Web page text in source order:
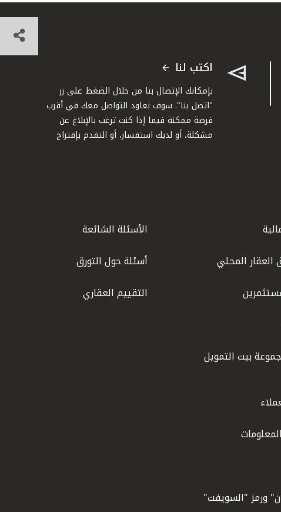
اكتب لنا
بإمكانك الإتصال بنا من خلال الضغط على زر
"اتصل بنا". سوف نعاود التواصل معك في أقرب
فرصة ممكنة فيما إذا كنت ترغب بالإبلاغ عن
مشكلة، أو لديك استفسار، أو التقدم بإقتراح
العقار المحلي
بيت التمويل
ورمز "السويفت"
الأسئلة الشائعة
أسئلة حول التورق
التقييم العقاري